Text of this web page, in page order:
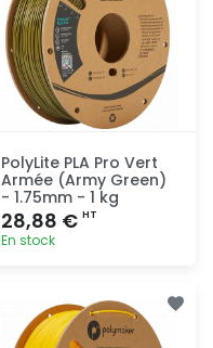
PolyLite PLA Pro Vert
Armée (Army Green)
- 1.75mm - 1 kg
28,88 € HT
En stock
rapide